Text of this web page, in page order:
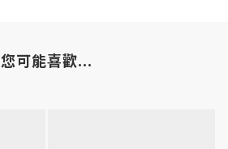
您可能喜歡...